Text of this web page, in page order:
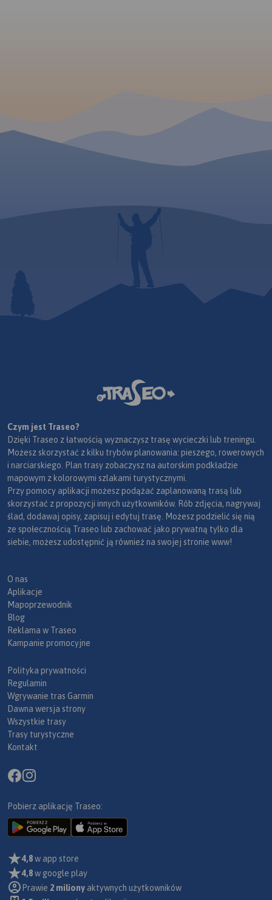
Czym jest Traseo?
Dzięki Traseo z łatwością wyznaczysz trasę wycieczki lub treningu.
Możesz skorzystać z kilku trybów planowania: pieszego, rowerowych
i narciarskiego. Plan trasy zobaczysz na autorskim podkładzie
mapowym z kolorowymi szlakami turystycznymi.
Przy pomocy aplikacji możesz podążać zaplanowaną trasą lub
skorzystać z propozycji innych użytkowników. Rób zdjęcia, nagrywaj
ślad, dodawaj opisy, zapisuj i edytuj trasę. Możesz podzielić się nią
ze społecznością Traseo lub zachować jako prywatną tylko dla
siebie, możesz udostępnić ją również na swojej stronie www!
O nas
Aplikacje
Mapoprzewodnik
Blog
Reklama w Traseo
Kampanie promocyjne
Polityka prywatności
Regulamin
Wgrywanie tras Garmin
Dawna wersja strony
Wszystkie trasy
Trasy turystyczne
Kontakt
Pobierz aplikację Traseo:
4,8w app store
4,8w google play
Prawie 2 miliony aktywnych użytkowników